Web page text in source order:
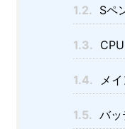
1.2. Sペ
1.3.
1.4. メ
1.5. バ